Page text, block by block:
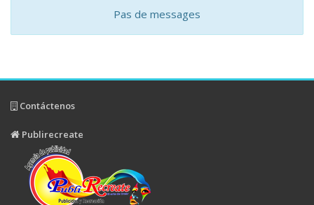
Pas de messages
Contáctenos
Publirecreate